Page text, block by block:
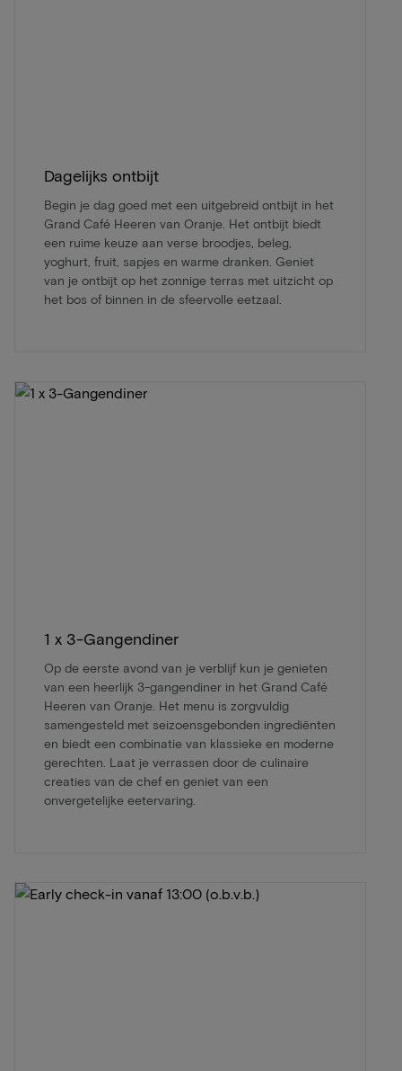
Dagelijks ontbijt
Begin je dag goed met een uitgebreid ontbijt in het
Grand Café Heeren van Oranje. Het ontbijt biedt
een ruime keuze aan verse broodjes, beleg,
yoghurt, fruit, sapjes en warme dranken. Geniet
van je ontbijt op het zonnige terras met uitzicht op
het bos of binnen in de sfeervolle eetzaal.
1 x 3-Gangendiner
Op de eerste avond van je verblijf kun je genieten
van een heerlijk 3-gangendiner in het Grand Café
Heeren van Oranje. Het menu is zorgvuldig
samengesteld met seizoensgebonden ingrediënten
en biedt een combinatie van klassieke en moderne
gerechten. Laat je verrassen door de culinaire
creaties van de chef en geniet van een
onvergetelijke eetervaring.